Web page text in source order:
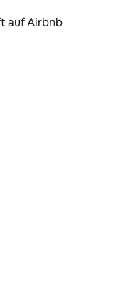
auf Airbnb